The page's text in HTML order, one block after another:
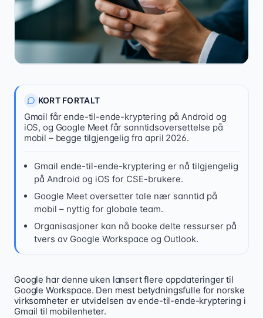
Kontakt oss
KORT FORTALT
Gmail får ende-til-ende-kryptering på Android og
iOS, og Google Meet får sanntidsoversettelse på
mobil – begge tilgjengelig fra april 2026.
Gmail ende-til-ende-kryptering er nå tilgjengelig
på Android og iOS for CSE-brukere.
Google Meet oversetter tale nær sanntid på
mobil – nyttig for globale team.
Organisasjoner kan nå booke delte ressurser på
tvers av Google Workspace og Outlook.
Google ruller ut ende-til-ende-kryptering for Gmail på
Google har denne uken lansert flere oppdateringer til
Google Workspace. Den mest betydningsfulle for norske
virksomheter er utvidelsen av ende-til-ende-kryptering i
Gmail til mobilenheter.